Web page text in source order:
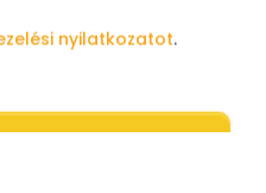
nyilatkozatot.